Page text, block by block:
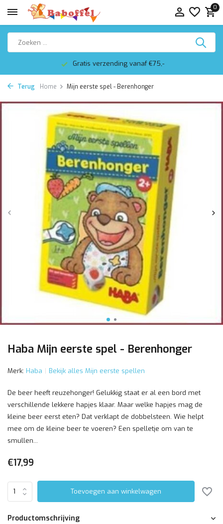
0
Gratis verzending vanaf €75,-
Terug Home Mijn eerste spel - Berenhonger
Haba Mijn eerste spel - Berenhonger
Merk: Haba Bekijk alles Mijn eerste spellen
De beer heeft reuzehonger! Gelukkig staat er al een bord met
verschillende lekkere hapjes klaar. Maar welke hapjes mag de
kleine beer eerst eten? Dat verklapt de dobbelsteen. Wie helpt
mee om de kleine beer te voeren? Een spelletje om van te
smullen...
€17,99
Toevoegen aan winkelwagen
Productomschrijving